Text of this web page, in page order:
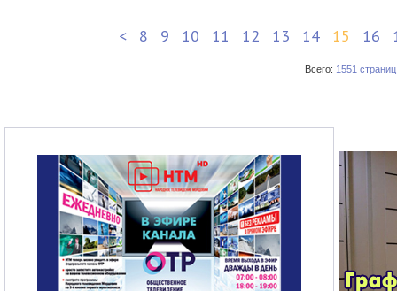
< 8 9 10 11 12 13 14 15 16
Всего: 1551 страниц